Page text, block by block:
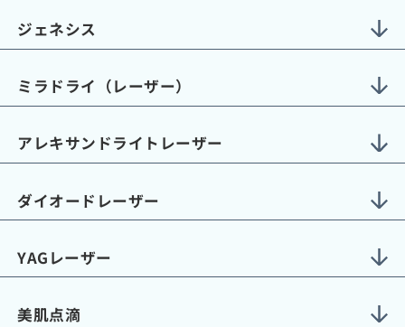
ジェネシス
ミラドライ（レーザー）
アレキサンドライトレーザー
ダイオードレーザー
YAGレーザー
美肌点滴